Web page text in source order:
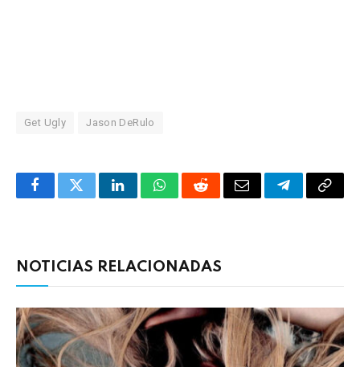
Get Ugly Jason DeRulo
FacebookTwitterLinkedInWhatsAppRedditCorreoTelegrama
NOTICIAS RELACIONADAS